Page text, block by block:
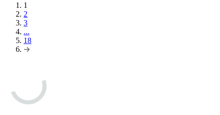
1
2
3
...
18